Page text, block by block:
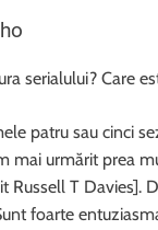
serialului? Care
patru sau cinci
mai urmărit prea
T Davies].
foarte